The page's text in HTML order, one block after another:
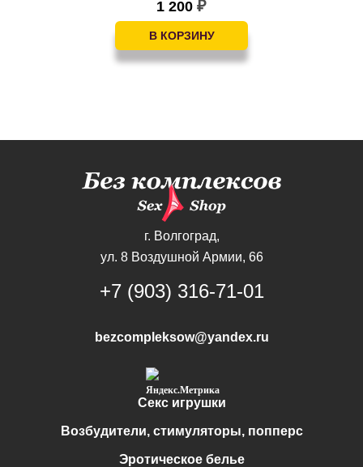
1 200₽
г. Волгоград,
ул. 8 Воздушной Армии, 66
+7 (903) 316-71-01
bezcompleksow@yandex.ru
Секс игрушки
Возбудители, стимуляторы, попперс
Эротическое белье